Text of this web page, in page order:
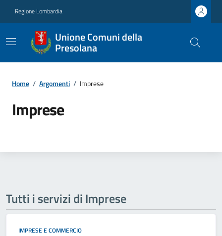
Regione Lombardia
Unione Comuni della
Presolana
Home / Argomenti / Imprese
Imprese
Tutti i servizi di Imprese
IMPRESE E COMMERCIO